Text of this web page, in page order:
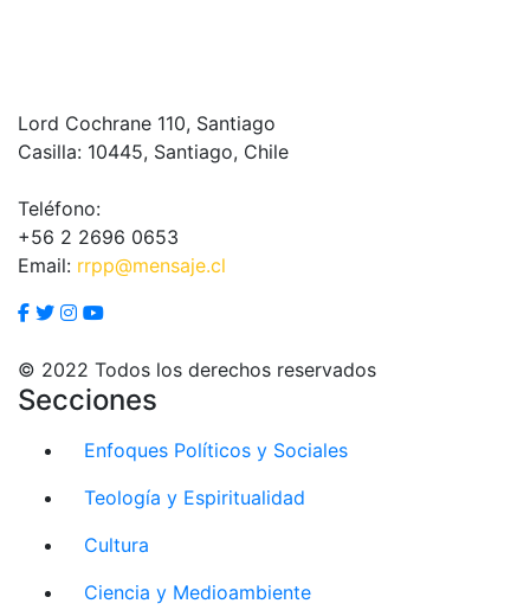
Lord Cochrane 110, Santiago
Casilla: 10445, Santiago, Chile
Teléfono:
+56 2 2696 0653
Email: rrpp@mensaje.cl
© 2022 Todos los derechos reservados
Secciones
Enfoques Políticos y Sociales
Teología y Espiritualidad
Cultura
Ciencia y Medioambiente